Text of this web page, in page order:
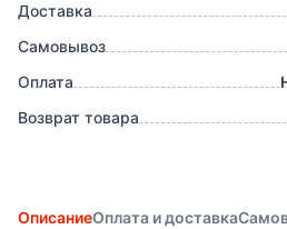
Доставка
Самовывоз
Оплата
Возврат товара
ОписаниеОплата и доставка